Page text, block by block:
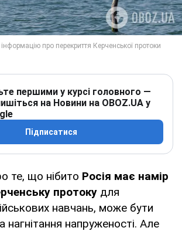
першими у курсі головного —
на Новини на OBOZ.UA у
Підписатися
те, що нібито Росія має намір
протоку для
навчань, може бути
нагнітання напруженості. Але